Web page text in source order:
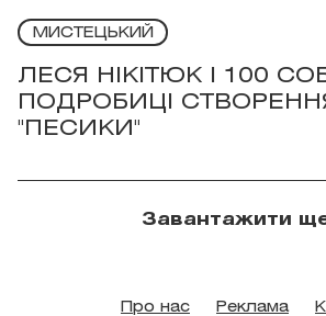
МИСТЕЦЬКИЙ
ЛЕСЯ НІКІТЮК І 100
ПОДРОБИЦІ
"ПЕСИКИ"
Завантажити
Про нас Реклама